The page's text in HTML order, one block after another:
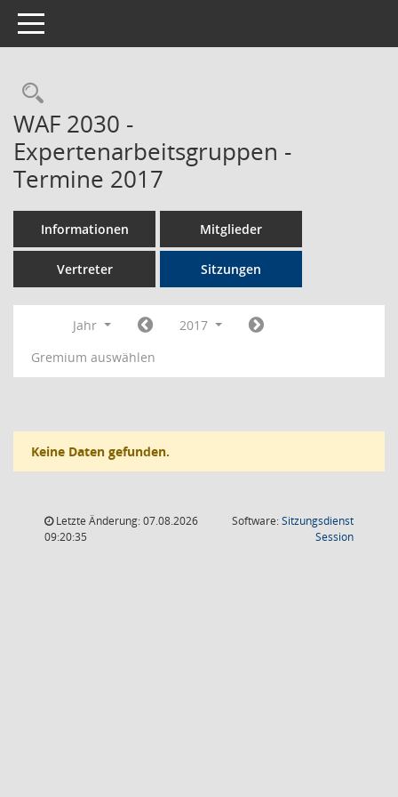
Toggle navigation
Rechercheauswahl
WAF 2030 -
Expertenarbeitsgruppen -
Termine 2017
Informationen Mitglieder
Vertreter Sitzungen
Jahr
2017
Gremium auswählen
Keine Daten gefunden.
Letzte Änderung: 07.08.2026
09:20:35
Software:Sitzungsdienst
Session(Wird in